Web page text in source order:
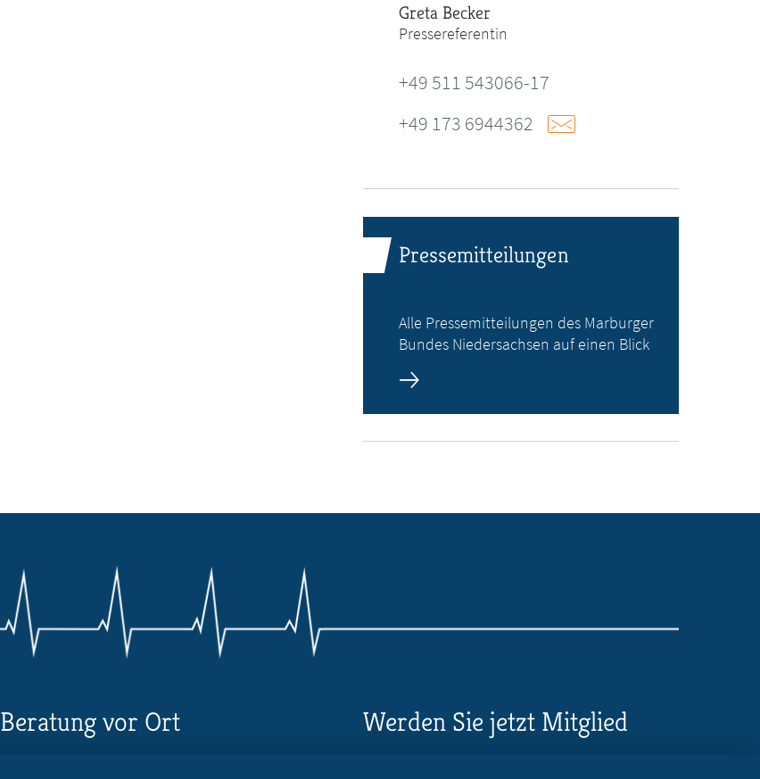
Greta Becker
Pressereferentin
+49 511 543066-17
+49 173 6944362
Pressemitteilungen
Alle Pressemitteilungen des Marburger
Bundes Niedersachsen auf einen Blick
Beratung vor Ort Werden Sie jetzt Mitglied